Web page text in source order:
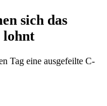
sich das
lohnt
Tag eine ausgefeilte C-